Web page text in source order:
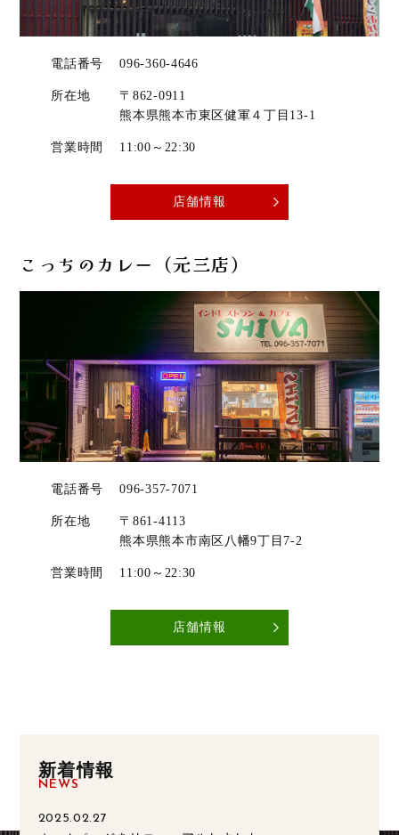
電話番号 096-360-4646
所在地
〒862-0911
​​​​​​​熊本県熊本市東区健軍４丁目13-1
営業時間 11:00～22:30
店舗情報
こっちのカレー（元三店）
電話番号 096-357-7071
所在地
〒861-4113
熊本県熊本市南区八幡9丁目7-2​​​​​​​
営業時間 11:00～22:30
店舗情報
新着情報
NEWS
2025.02.27